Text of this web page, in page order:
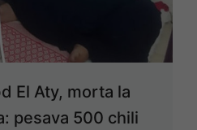
El Aty, morta la
pesava 500 chili